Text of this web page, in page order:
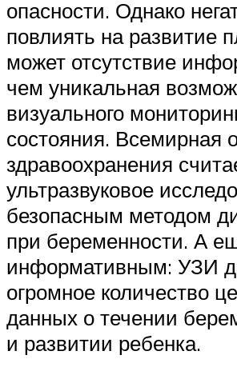
опасности. Однако
повлиять на развитие
может отсутствие
чем уникальная
визуального
состояния. Всемирная
здравоохранения
ультразвуковое
безопасным методом
при беременности. А
информативным: УЗИ
огромное количество
данных о течении
и развитии ребенка.